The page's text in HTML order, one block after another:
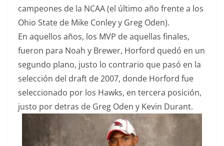
campeones de la NCAA (el último año frente a los
Ohio State de Mike Conley y Greg Oden).
En aquellos años, los MVP de aquellas finales,
fueron para Noah y Brewer, Horford quedó en un
segundo plano, justo lo contrario que pasó en la
selección del draft de 2007, donde Horford fue
seleccionado por los Hawks, en tercera posición,
justo por detras de Greg Oden y Kevin Durant.